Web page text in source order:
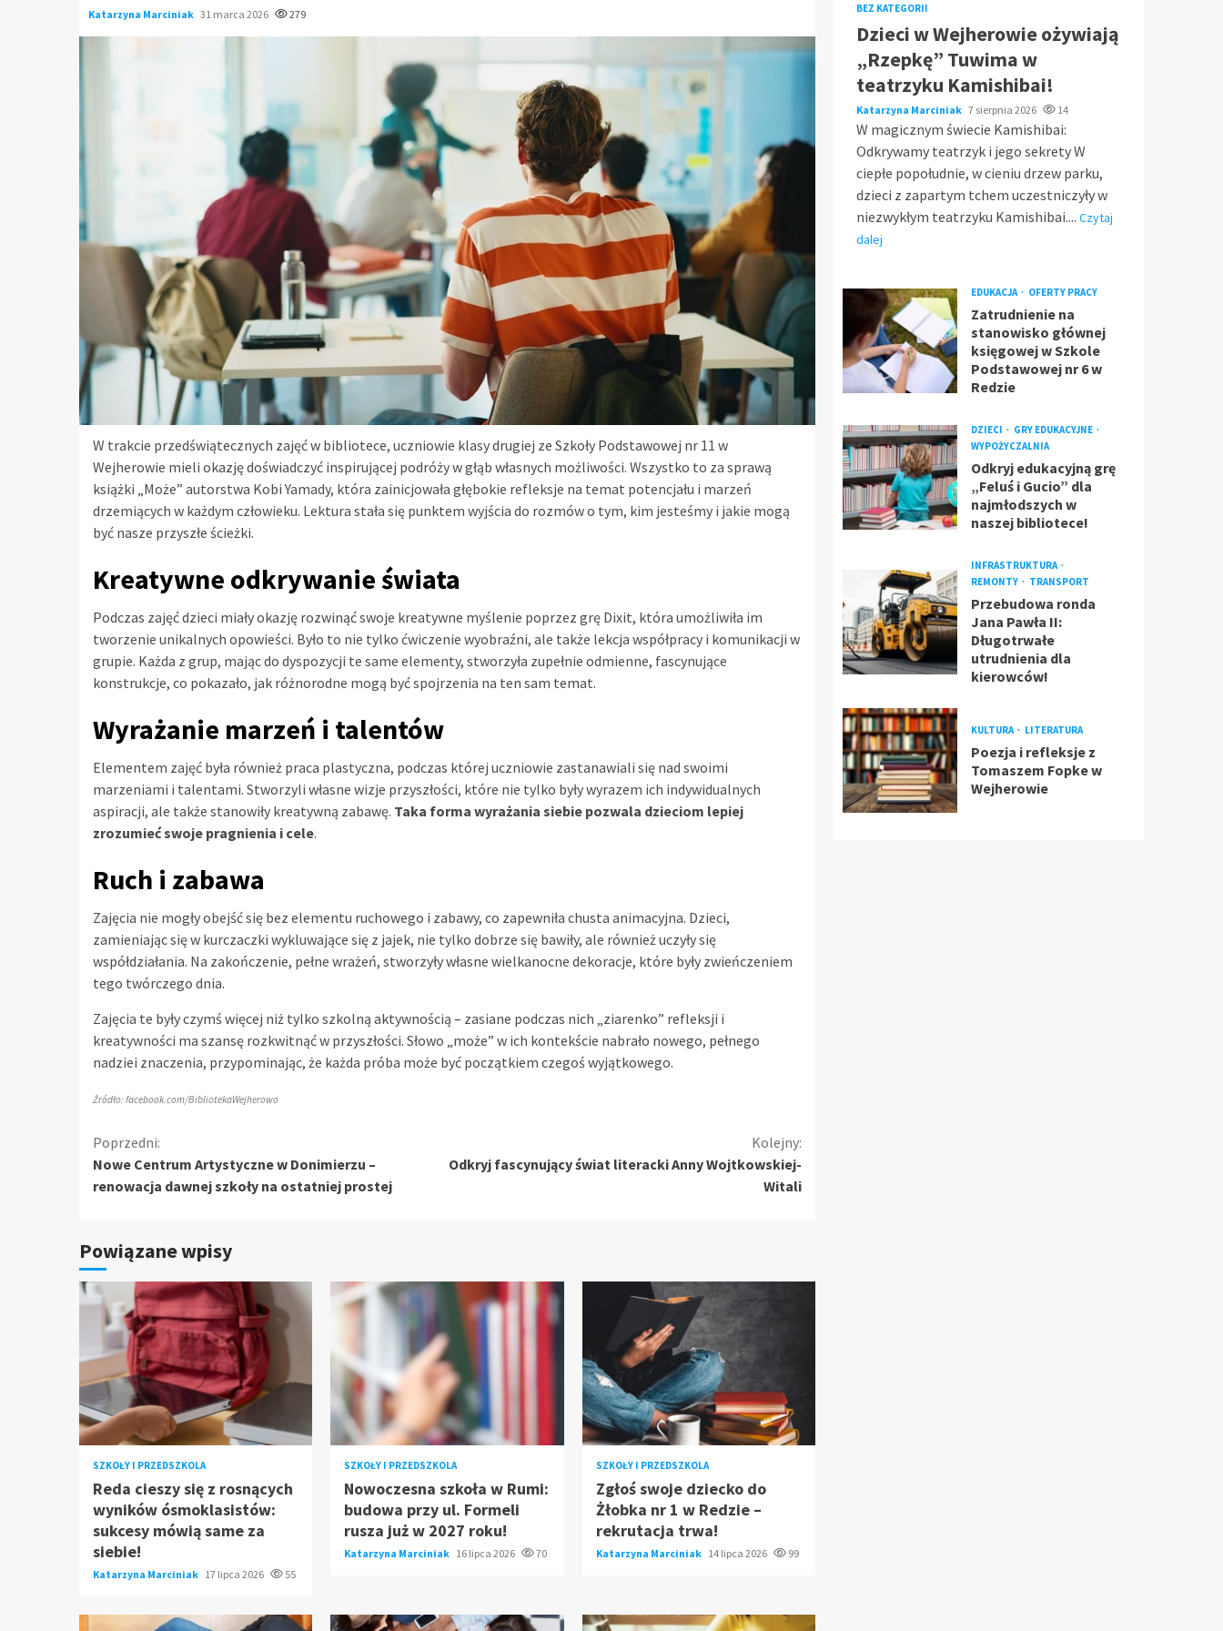
Katarzyna Marciniak 31 marca 2026 279
W trakcie przedświątecznych zajęć w bibliotece, uczniowie klasy drugiej ze Szkoły Podstawowej nr 11 w
Wejherowie mieli okazję doświadczyć inspirującej podróży w głąb własnych możliwości. Wszystko to za sprawą
książki „Może” autorstwa Kobi Yamady, która zainicjowała głębokie refleksje na temat potencjału i marzeń
drzemiących w każdym człowieku. Lektura stała się punktem wyjścia do rozmów o tym, kim jesteśmy i jakie mogą
być nasze przyszłe ścieżki.
Kreatywne odkrywanie świata
Podczas zajęć dzieci miały okazję rozwinąć swoje kreatywne myślenie poprzez grę Dixit, która umożliwiła im
tworzenie unikalnych opowieści. Było to nie tylko ćwiczenie wyobraźni, ale także lekcja współpracy i komunikacji w
grupie. Każda z grup, mając do dyspozycji te same elementy, stworzyła zupełnie odmienne, fascynujące
konstrukcje, co pokazało, jak różnorodne mogą być spojrzenia na ten sam temat.
Wyrażanie marzeń i talentów
Elementem zajęć była również praca plastyczna, podczas której uczniowie zastanawiali się nad swoimi
marzeniami i talentami. Stworzyli własne wizje przyszłości, które nie tylko były wyrazem ich indywidualnych
aspiracji, ale także stanowiły kreatywną zabawę. Taka forma wyrażania siebie pozwala dzieciom lepiej
zrozumieć swoje pragnienia i cele.
Ruch i zabawa
Zajęcia nie mogły obejść się bez elementu ruchowego i zabawy, co zapewniła chusta animacyjna. Dzieci,
zamieniając się w kurczaczki wykluwające się z jajek, nie tylko dobrze się bawiły, ale również uczyły się
współdziałania. Na zakończenie, pełne wrażeń, stworzyły własne wielkanocne dekoracje, które były zwieńczeniem
tego twórczego dnia.
Zajęcia te były czymś więcej niż tylko szkolną aktywnością – zasiane podczas nich „ziarenko” refleksji i
kreatywności ma szansę rozkwitnąć w przyszłości. Słowo „może” w ich kontekście nabrało nowego, pełnego
nadziei znaczenia, przypominając, że każda próba może być początkiem czegoś wyjątkowego.
Źródło: facebook.com/BibliotekaWejherowo
Kontynuuj
czytanie
Poprzedni:
Nowe Centrum Artystyczne w Donimierzu –
renowacja dawnej szkoły na ostatniej prostej
Kolejny:
Odkryj fascynujący świat literacki Anny Wojtkowskiej-
Witali
Powiązane wpisy
SZKOŁY I PRZEDSZKOLA
Reda cieszy się z rosnących
wyników ósmoklasistów:
sukcesy mówią same za
siebie!
Katarzyna Marciniak 17 lipca 2026 55
SZKOŁY I PRZEDSZKOLA
Nowoczesna szkoła w Rumi:
budowa przy ul. Formeli
rusza już w 2027 roku!
Katarzyna Marciniak 16 lipca 2026 70
SZKOŁY I PRZEDSZKOLA
Zgłoś swoje dziecko do
Żłobka nr 1 w Redzie –
rekrutacja trwa!
Katarzyna Marciniak 14 lipca 2026 99
BEZ KATEGORII
Dzieci w Wejherowie ożywiają
„Rzepkę” Tuwima w
teatrzyku Kamishibai!
Katarzyna Marciniak 7 sierpnia 2026 14
W magicznym świecie Kamishibai:
Odkrywamy teatrzyk i jego sekrety W
ciepłe popołudnie, w cieniu drzew parku,
dzieci z zapartym tchem uczestniczyły w
niezwykłym teatrzyku Kamishibai.... Czytaj
dalej
EDUKACJA OFERTY PRACY
Zatrudnienie na
stanowisko głównej
księgowej w Szkole
Podstawowej nr 6 w
Redzie
DZIECI
GRY EDUKACYJNE
WYPOŻYCZALNIA
Odkryj edukacyjną grę
„Feluś i Gucio” dla
najmłodszych w
naszej bibliotece!
INFRASTRUKTURA
REMONTY
TRANSPORT
Przebudowa ronda
Jana Pawła II:
Długotrwałe
utrudnienia dla
kierowców!
KULTURA LITERATURA
Poezja i refleksje z
Tomaszem Fopke w
Wejherowie